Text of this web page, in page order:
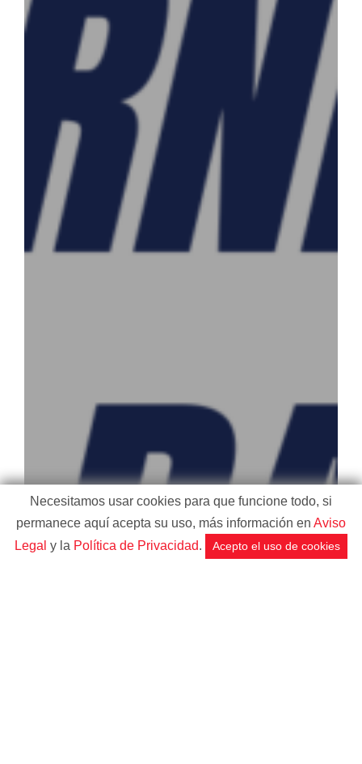
Necesitamos usar cookies para que funcione todo, si
permanece aquí acepta su uso, más información en Aviso
Legal y la Política de Privacidad. Acepto el uso de cookies